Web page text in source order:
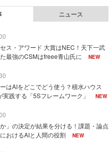
ニュース
ス・アワード 大賞はNEC！天下一武
最強のCSMはfreee青山氏に
NEW
はAIをどこでどう使う？積水ハウス
践する「5Sフレームワーク」
NEW
か」の決定が結果を分ける！課題・論点
おけるAIと人間の役割
NEW